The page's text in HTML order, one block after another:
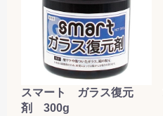
スマート ガラス復元
剤 300g